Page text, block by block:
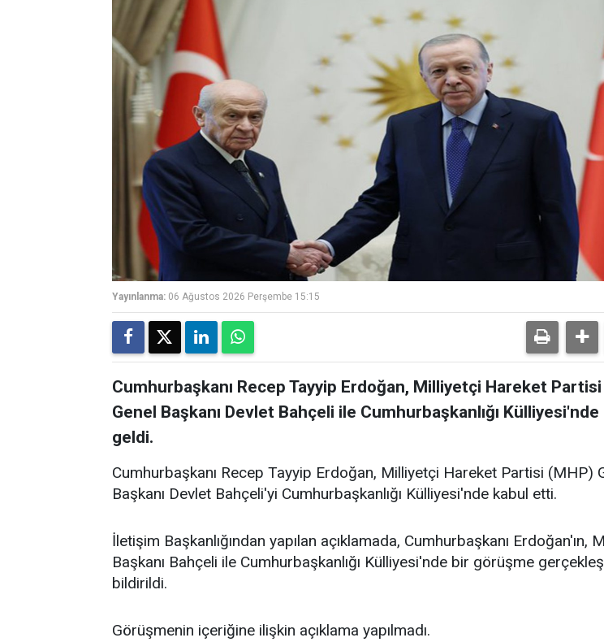
Yayınlanma: 06 Ağustos 2026 Perşembe 15:15
Cumhurbaşkanı Recep Tayyip Erdoğan, Milliyetçi Hareket
Genel Başkanı Devlet Bahçeli ile Cumhurbaşkanlığı
geldi.
Cumhurbaşkanı Recep Tayyip Erdoğan, Milliyetçi Hareket Partisi (MHP)
Başkanı Devlet Bahçeli'yi Cumhurbaşkanlığı Külliyesi'nde kabul etti.
İletişim Başkanlığından yapılan açıklamada, Cumhurbaşkanı Erdoğan'ın,
Başkanı Bahçeli ile Cumhurbaşkanlığı Külliyesi'nde bir görüşme
bildirildi.
Görüşmenin içeriğine ilişkin açıklama yapılmadı.